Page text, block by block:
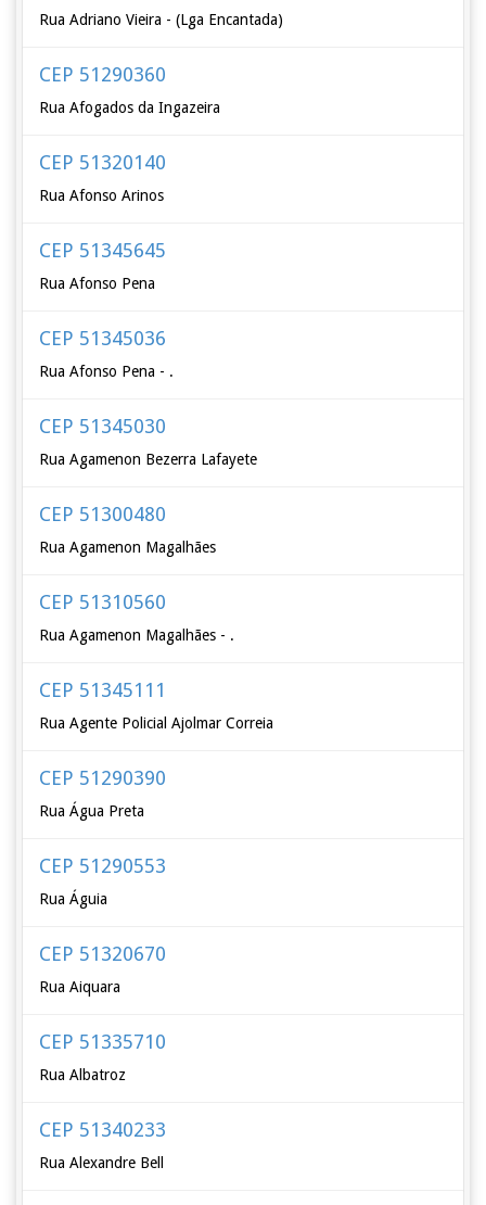
Rua Adriano Vieira - (Lga Encantada)
CEP 51290360
Rua Afogados da Ingazeira
CEP 51320140
Rua Afonso Arinos
CEP 51345645
Rua Afonso Pena
CEP 51345036
Rua Afonso Pena - .
CEP 51345030
Rua Agamenon Bezerra Lafayete
CEP 51300480
Rua Agamenon Magalhães
CEP 51310560
Rua Agamenon Magalhães - .
CEP 51345111
Rua Agente Policial Ajolmar Correia
CEP 51290390
Rua Água Preta
CEP 51290553
Rua Águia
CEP 51320670
Rua Aiquara
CEP 51335710
Rua Albatroz
CEP 51340233
Rua Alexandre Bell